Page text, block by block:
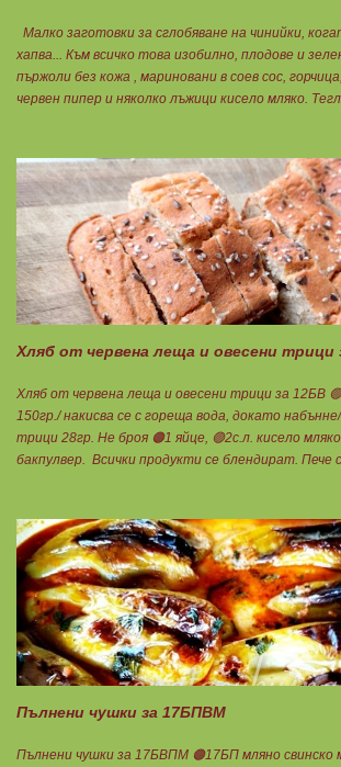
Малко заготовки за сглобяване на чинийки,
хапва... Към всичко това изобилно, плодове и
пържоли без кожа , мариновани в соев сос,
червен пипер и няколко лъжици кисело мляко.
секунди под налягане със съвсем малко вода,
Обичам я студена, като всеки път ще си
в нея няма нито мазнина, нито протеин. Обичам
Деля на 4 порции по 1БВ. 😛" Панирани чушки" за
печени чушки 340гр./ 6бр. 🔴2БВ брашно 28гр.
100гр. 🟠1БП яйце 1бр. 🟢8БМ зехтин почти 3ч.л.
за изварата! Изпечените чушки се напълват с
извара, овкусена с копър и чесън. Ако обичате
Хляб от червена леща и овесени трици
Хляб от червена леща и овесени трици за 12БВ
150гр./ накисва се с гореща вода, докато
трици 28гр. Не броя 🟠1 яйце, 🟢2с.л. кисело
бакпулвер. Всички продукти се блендират. Пече
Пълнени чушки за 17БПВМ
Пълнени чушки за 17БВПМ 🟠17БП мляно свинско